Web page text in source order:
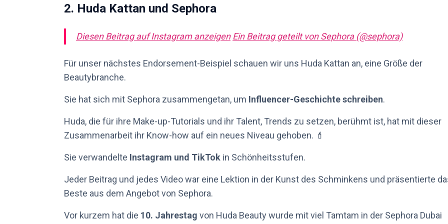
2. Huda Kattan und Sephora
Diesen Beitrag auf Instagram anzeigen Ein Beitrag geteilt von Sephora (@sephora)
Für unser nächstes Endorsement-Beispiel schauen wir uns Huda Kattan an, eine Größe der
Beautybranche.
Sie hat sich mit Sephora zusammengetan, um Influencer-Geschichte schreiben.
Huda, die für ihre Make-up-Tutorials und ihr Talent, Trends zu setzen, berühmt ist, hat mit dieser
Zusammenarbeit ihr Know-how auf ein neues Niveau gehoben. 💄
Sie verwandelte Instagram und TikTok in Schönheitsstufen.
Jeder Beitrag und jedes Video war eine Lektion in der Kunst des Schminkens und präsentierte
Beste aus dem Angebot von Sephora.
Vor kurzem hat die 10. Jahrestag von Huda Beauty wurde mit viel Tamtam in der Sephora Dubai